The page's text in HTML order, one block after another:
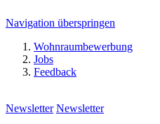
Navigation überspringen
Wohnraumbewerbung
Jobs
Feedback
Newsletter Newsletter